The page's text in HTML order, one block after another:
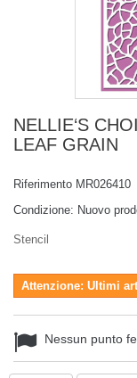
NELLIE‘S
LEAF GRAIN
Riferimento MR026410
Condizione: Nuovo
Stencil
Attenzione: Ultimi
Nessun punto